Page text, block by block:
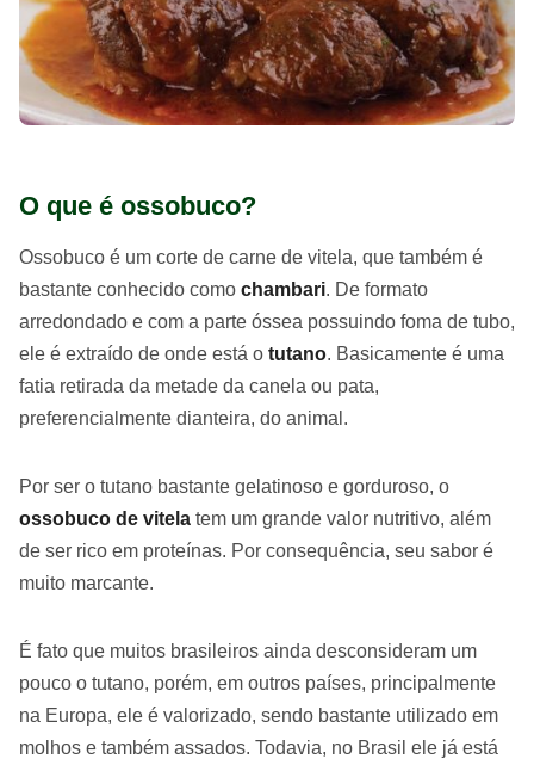
O que é ossobuco?
Ossobuco é um corte de carne de vitela, que também é
bastante conhecido como chambari. De formato
arredondado e com a parte óssea possuindo foma de tubo,
ele é extraído de onde está o tutano. Basicamente é uma
fatia retirada da metade da canela ou pata,
preferencialmente dianteira, do animal.
Por ser o tutano bastante gelatinoso e gorduroso, o
ossobuco de vitela tem um grande valor nutritivo, além
de ser rico em proteínas. Por consequência, seu sabor é
muito marcante.
É fato que muitos brasileiros ainda desconsideram um
pouco o tutano, porém, em outros países, principalmente
na Europa, ele é valorizado, sendo bastante utilizado em
molhos e também assados. Todavia, no Brasil ele já está